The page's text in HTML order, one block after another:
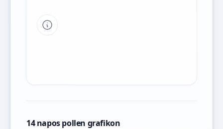
Tipp a grafikon jelmagyarázatához
14 napos pollen grafikon